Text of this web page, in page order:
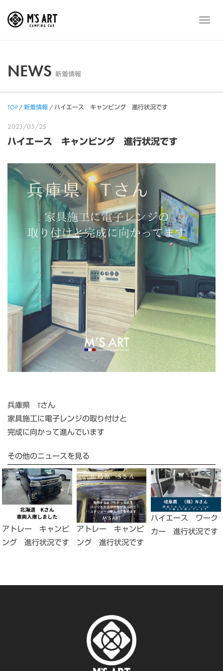
メ
NEWS 新着情報
TOP/新着情報 /ハイエース キャンピング 進行状況です
2023/05/25
ハイエース キャンピング 進行状況です
兵庫県 Tさん
家具施工に電子レンジの取り付けと
完成に向かって進んでいます
その他のニュースを見る
アトレー キャンピ
ング 進行状況です
アトレー キャンピ
ング 進行状況です
ハイエース ワーク
カー 進行状況です